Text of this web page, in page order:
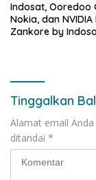
Indosat, Ooredoo
Nokia, dan
Zankore by
Tinggalkan
Alamat email
ditandai *